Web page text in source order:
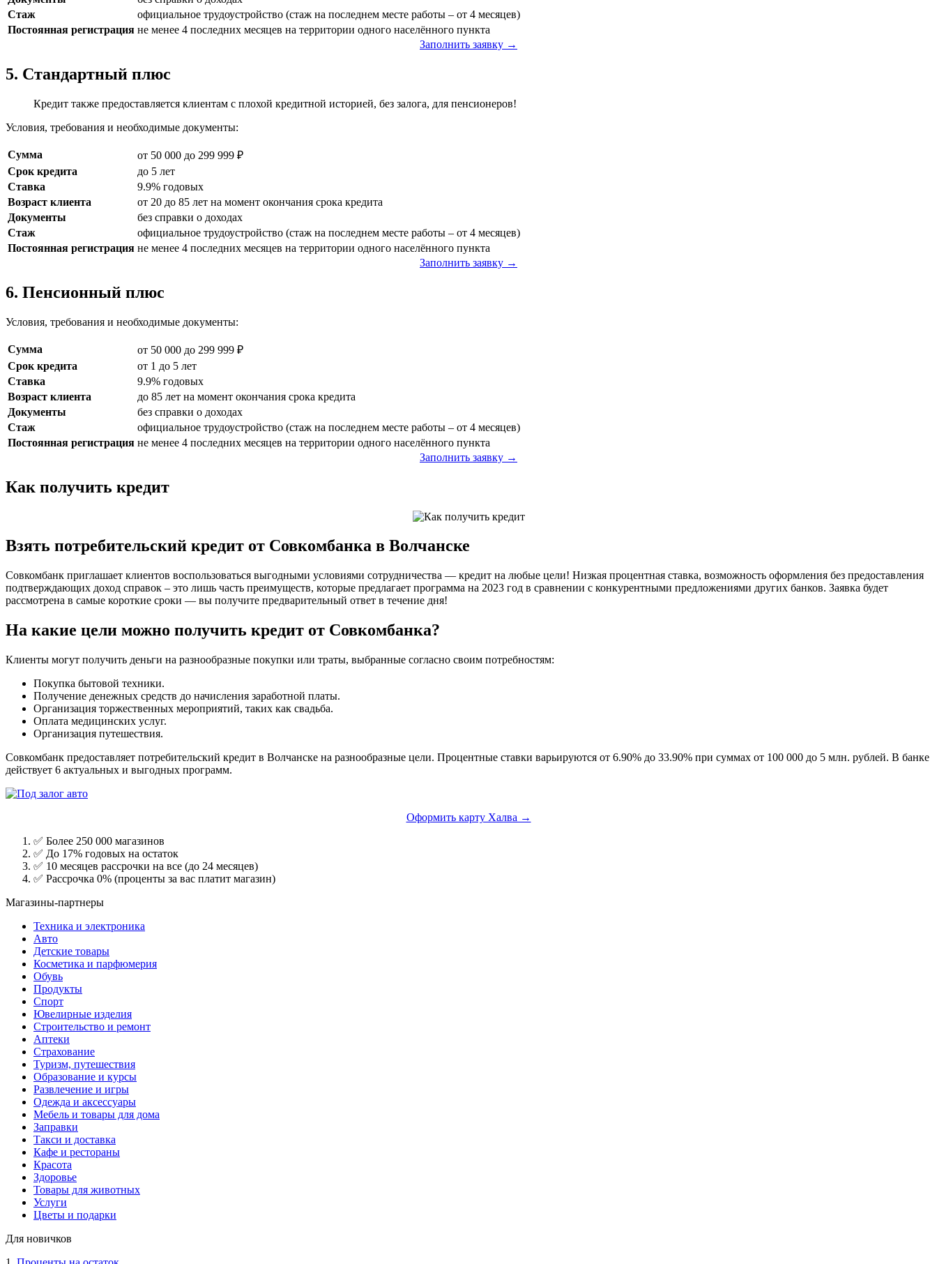
Стаж
официальное трудоустройство (стаж на последнем месте работы – от 4 месяцев)
Постоянная регистрация не менее 4 последних месяцев на территории одного населённого пункта
Заполнить заявку →
5. Стандартный плюс
Кредит также предоставляется клиентам с плохой кредитной историей, без залога, для пенсионеров!
Условия, требования и необходимые документы:
Сумма
от 50 000 до 299 999 ₽
Срок кредита
до 5 лет
Ставка
9.9% годовых
Возраст клиента
от 20 до 85 лет на момент окончания срока кредита
Документы
без справки о доходах
Стаж
официальное трудоустройство (стаж на последнем месте работы – от 4 месяцев)
Постоянная регистрация не менее 4 последних месяцев на территории одного населённого пункта
Заполнить заявку →
6. Пенсионный плюс
Условия, требования и необходимые документы:
Сумма
от 50 000 до 299 999 ₽
Срок кредита
от 1 до 5 лет
Ставка
9.9% годовых
Возраст клиента
до 85 лет на момент окончания срока кредита
Документы
без справки о доходах
Стаж
официальное трудоустройство (стаж на последнем месте работы – от 4 месяцев)
Постоянная регистрация не менее 4 последних месяцев на территории одного населённого пункта
Заполнить заявку →
Как получить кредит
Взять потребительский кредит от Совкомбанка в Волчанске
Совкомбанк приглашает клиентов воспользоваться выгодными условиями сотрудничества — кредит на любые цели! Низкая процентная ставка, возможность оформления без предоставления
подтверждающих доход справок – это лишь часть преимуществ, которые предлагает программа на 2023 год в сравнении с конкурентными предложениями других банков. Заявка будет
рассмотрена в самые короткие сроки — вы получите предварительный ответ в течение дня!
На какие цели можно получить кредит от Совкомбанка?
Клиенты могут получить деньги на разнообразные покупки или траты, выбранные согласно своим потребностям:
Покупка бытовой техники.
Получение денежных средств до начисления заработной платы.
Организация торжественных мероприятий, таких как свадьба.
Оплата медицинских услуг.
Организация путешествия.
Совкомбанк предоставляет потребительский кредит в Волчанске на разнообразные цели. Процентные ставки варьируются от 6.90% до 33.90% при суммах от 100 000 до 5 млн. рублей. В банке
действует 6 актуальных и выгодных программ.
Оформить карту Халва →
✅ Более 250 000 магазинов
✅ До 17% годовых на остаток
✅ 10 месяцев рассрочки на все (до 24 месяцев)
✅ Рассрочка 0% (проценты за вас платит магазин)
Магазины-партнеры
Техника и электроника
Авто
Детские товары
Косметика и парфюмерия
Обувь
Продукты
Спорт
Ювелирные изделия
Строительство и ремонт
Аптеки
Страхование
Туризм, путешествия
Образование и курсы
Развлечение и игры
Одежда и аксессуары
Мебель и товары для дома
Заправки
Такси и доставка
Кафе и рестораны
Красота
Здоровье
Товары для животных
Услуги
Цветы и подарки
Для новичков